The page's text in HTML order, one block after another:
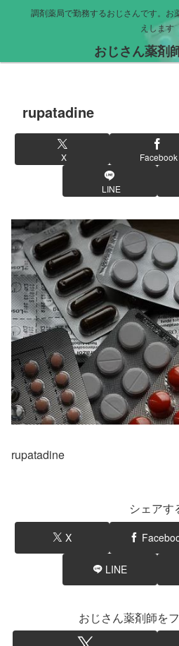
調剤薬局で勤務するおじさんです。お
えします
おじさん薬剤
rupatadine
X Facebook
LINE
rupatadine
シェアす
X
LINE
おじさん薬剤師を